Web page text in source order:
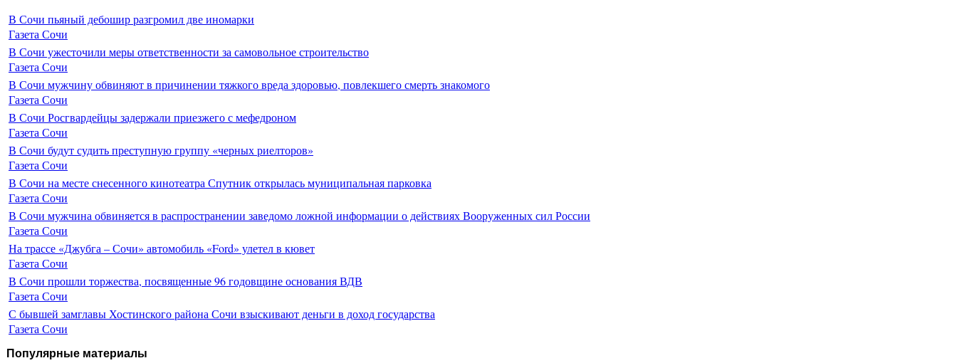
В Сочи пьяный дебошир разгромил две иномарки
Газета Сочи
В Сочи ужесточили меры ответственности за самовольное строительство
Газета Сочи
В Сочи мужчину обвиняют в причинении тяжкого вреда здоровью, повлекшего смерть знакомого
Газета Сочи
В Сочи Росгвардейцы задержали приезжего с мефедроном
Газета Сочи
В Сочи будут судить преступную группу «черных риелторов»
Газета Сочи
В Сочи на месте снесенного кинотеатра Спутник открылась муниципальная парковка
Газета Сочи
В Сочи мужчина обвиняется в распространении заведомо ложной информации о действиях Вооруженных сил России
Газета Сочи
На трассе «Джубга – Сочи» автомобиль «Ford» улетел в кювет
Газета Сочи
В Сочи прошли торжества, посвященные 96 годовщине основания ВДВ
Газета Сочи
С бывшей замглавы Хостинского района Сочи взыскивают деньги в доход государства
Газета Сочи
Популярные материалы